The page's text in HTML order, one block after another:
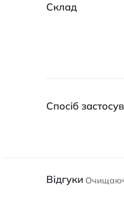
Склад
Спосіб
Відгуки